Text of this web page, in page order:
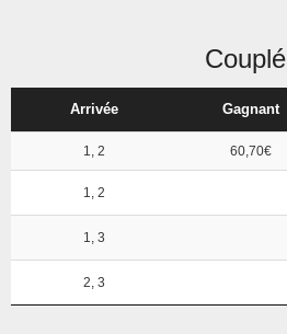
Couplé
Arrivée Gagnant
1, 2 60,70€
1, 2
1, 3
2, 3